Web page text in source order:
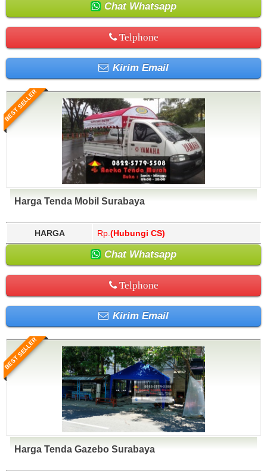
Chat Whatsapp
Telphone
Kirim Email
BEST SELLER
Harga Tenda Mobil Surabaya
HARGA Rp. (Hubungi CS)
Chat Whatsapp
Telphone
Kirim Email
BEST SELLER
Harga Tenda Gazebo Surabaya